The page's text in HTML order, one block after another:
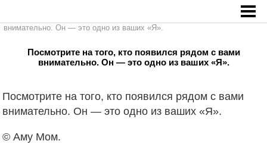
внимательно. Он — это одно из ваших «Я».
Посмотрите на того, кто появился рядом с вами
внимательно. Он — это одно из ваших «Я».
Посмотрите на того, кто появился рядом с вами
внимательно. Он — это одно из ваших «Я».
© Аму Мом.